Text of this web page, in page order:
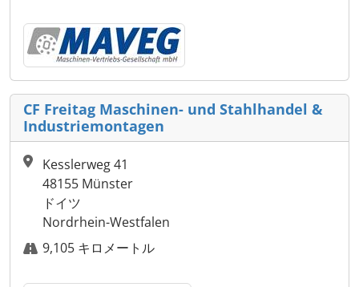
CF Freitag Maschinen- und Stahlhandel &
Industriemontagen
Kesslerweg 41
48155 Münster
ドイツ
Nordrhein-Westfalen
9,105 キロメートル